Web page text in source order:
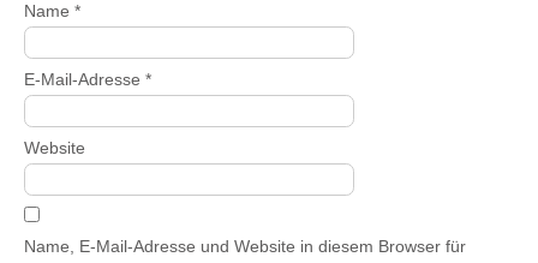
Name *
E-Mail-Adresse *
Website
Name, E-Mail-Adresse und Website in diesem Browser für